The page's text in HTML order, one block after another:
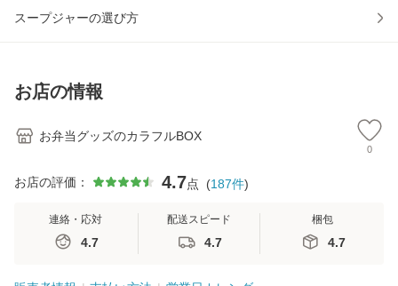
スープジャーの選び方
お店の情報
お弁当グッズのカラフルBOX
0
お店の評価： 4.7点 (187件)
連絡・応対
4.7
配送スピード
4.7
梱包
4.7